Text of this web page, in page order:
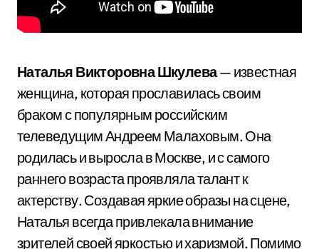
Наталья Викторовна Шкулева— известная
женщина, которая прославилась своим
браком с популярным российским
телеведущим Андреем Малаховым. Она
родилась и выросла в Москве, и с самого
раннего возраста проявляла талант к
актерству. Создавая яркие образы на сцене,
Наталья всегда привлекала внимание
зрителей своей яркостью и харизмой. Помимо